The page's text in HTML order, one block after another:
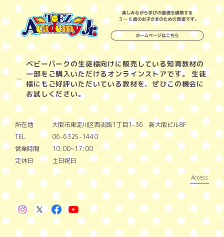
ベビーパークの生徒様向けに販売している知育教材の
一部をご購入いただけるオンラインストアです。 生徒
様にもご好評いただいている教材を、ぜひこの機会に
お試しください。
所在地
大阪市東淀川区西淡路1丁目1-36 新大阪ビル8F
TEL
06-6325-1440
営業時間
10:00~17:00
定休日
土日祝日
Access